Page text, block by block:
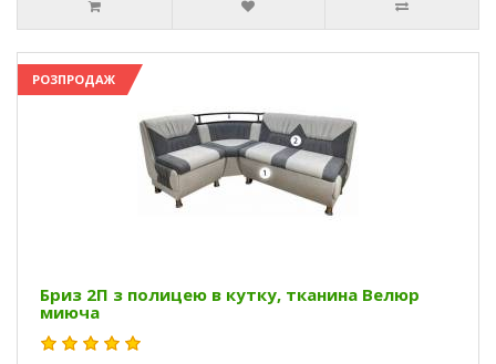
РОЗПРОДАЖ
Бриз 2П з полицею в кутку, тканина Велюр
миюча